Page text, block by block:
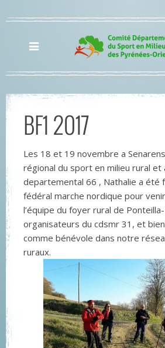
BF1 2017
Les 18 et 19 novembre a
régional du sport en milieu rural et
departemental 66 , Nathalie a été
fédéral marche nordique pour
l’équipe du foyer rural de
organisateurs du cdsmr 31, et
comme bénévole dans notre
ruraux.